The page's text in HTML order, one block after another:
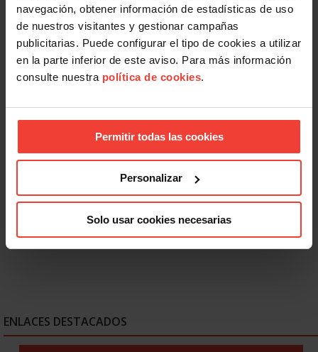
navegación, obtener información de estadísticas de uso
de nuestros visitantes y gestionar campañas
publicitarias. Puede configurar el tipo de cookies a utilizar
en la parte inferior de este aviso. Para más información
consulte nuestra política de cookies.
Permitir todas las cookies
Personalizar
Solo usar cookies necesarias
16 JULIO, 2026
Igualdad
Discriminación LGTBIQ+: el 77,8% del colectivo oculta su
identidad en el trabajo
ENLACES DESTACADOS